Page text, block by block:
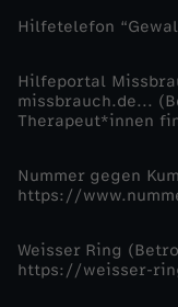
n
e
i
s
s
Hilfetelefon
Hilfeportal
missbrauch.de...
Therapeut*innen
Nummer gegen
https://
Weisser Ring
https://weisser-